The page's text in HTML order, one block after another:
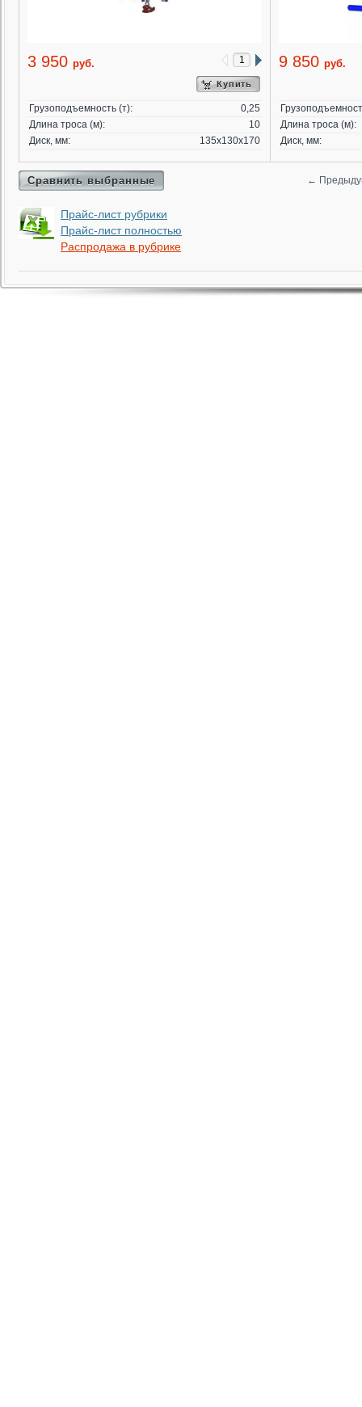
3 950 руб.
Купить
Грузоподъемность (т):
0,25
Длина троса (м):
10
Диск, мм:
135х130х170
9 850 руб.
Длина троса (м):
Диск, мм:
Сравнить выбранные ←
Прайс-лист рубрики
Прайс-лист полностью
Распродажа в рубрике